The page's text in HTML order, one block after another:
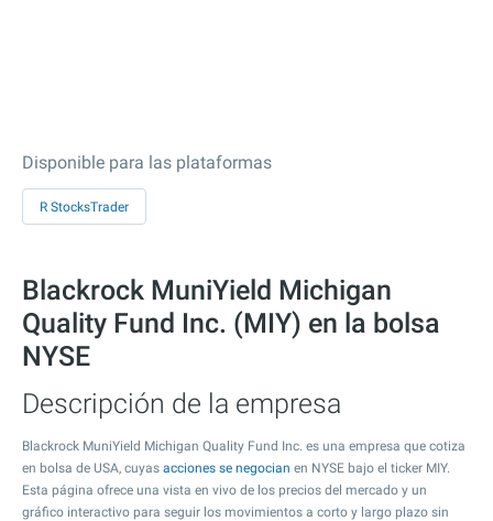
Disponible para las plataformas
R StocksTrader
Blackrock MuniYield Michigan
Quality Fund Inc. (MIY) en la bolsa
NYSE
Descripción de la empresa
Blackrock MuniYield Michigan Quality Fund Inc. es una empresa que cotiza
en bolsa de USA, cuyas acciones se negocian en NYSE bajo el ticker MIY.
Esta página ofrece una vista en vivo de los precios del mercado y un
gráfico interactivo para seguir los movimientos a corto y largo plazo sin